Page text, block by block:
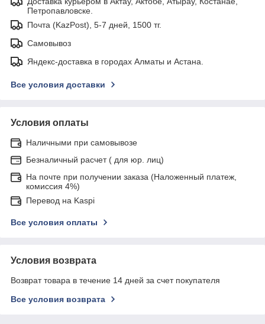
Петропавловске.
Почта (KazPost), 5-7 дней, 1500 тг.
Самовывоз
Яндекс-доставка в городах Алматы и Астана.
Все условия доставки
Условия оплаты
Наличными при самовывозе
Безналичный расчет ( для юр. лиц)
На почте при получении заказа (Наложенный платеж,
комиссия 4%)
Перевод на Kaspi
Все условия оплаты
Условия возврата
Возврат товара в течение 14 дней за счет покупателя
Все условия возврата